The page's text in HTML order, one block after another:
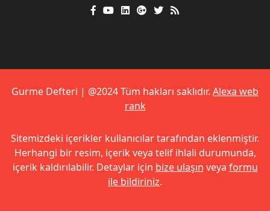
Gurme Defteri | @2024 Tüm hakları saklıdır. Alexa web
rank
Sitemizdeki içerikler kullanıcılar tarafından eklenmiştir.
Herhangi bir resim, içerik veya telif ihlali durumunda,
içerik kaldırılabilir. Detaylar için bize ulaşın veya formu
ile bildiriniz.